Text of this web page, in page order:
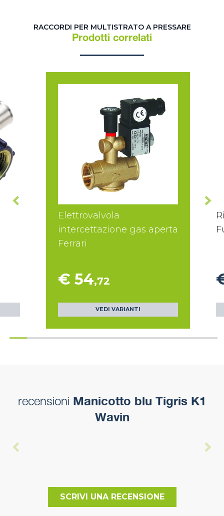
RACCORDI PER MULTISTRATO A PRESSARE
Prodotti correlati
Elettrovalvola
intercettazione gas aperta
Ferrari
€ 54,72
VEDI VARIANTI
recensioni Manicotto blu Tigris K1
Wavin
SCRIVI UNA RECENSIONE